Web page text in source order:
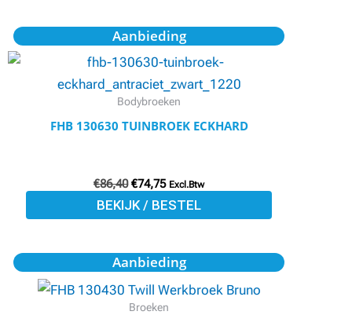
de
productpagina
Aanbieding
Bodybroeken
FHB 130630 TUINBROEK ECKHARD
€86,40
Oorspronkelijke
prijs
was:
€86,40.
€74,75
Huidige
prijs
is:
€74,75.
Excl.Btw
BEKIJK / BESTEL
Dit
product
heeft
meerdere
variaties.
kan
gekozen
op
de
productpagina
Aanbieding
Broeken
Oorspronkelijke
prijs
was:
€68,60.
Huidige
prijs
is:
€59,50.
Dit
heeft